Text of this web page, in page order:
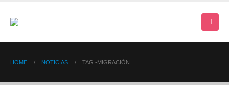
HOME NOTICIAS TAG -MIGRACIÓN